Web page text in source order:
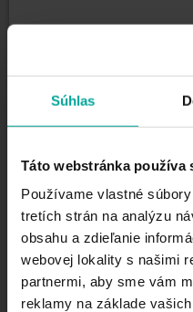
Súhlas
Táto webstránka používa
Používame vlastné
tretích strán na analýzu
obsahu a zdieľanie
webovej lokality s našimi
partnermi, aby sme vám
reklamy na základe
NUDCH (Detská
parkovisko je veľmi
nemocnicu a potrebujú
miesto, kde nechať
okamžitým prístupom
máme 93 parkovacích
parkovisku
zároveň sú
systémom.